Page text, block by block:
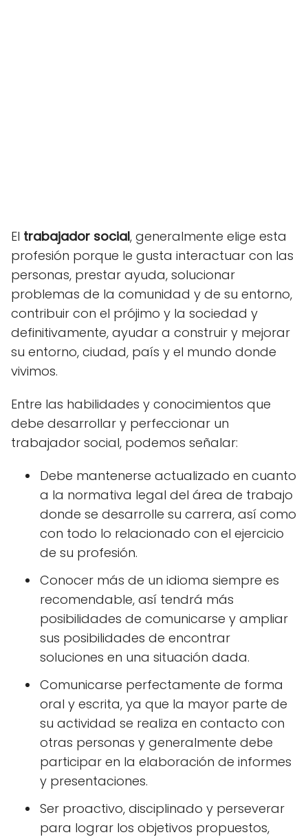
El trabajador social, generalmente elige esta
profesión porque le gusta interactuar con las
personas, prestar ayuda, solucionar
problemas de la comunidad y de su entorno,
contribuir con el prójimo y la sociedad y
definitivamente, ayudar a construir y mejorar
su entorno, ciudad, país y el mundo donde
vivimos.
Entre las habilidades y conocimientos que
debe desarrollar y perfeccionar un
trabajador social, podemos señalar:
Debe mantenerse actualizado en cuanto
a la normativa legal del área de trabajo
donde se desarrolle su carrera, así como
con todo lo relacionado con el ejercicio
de su profesión.
Conocer más de un idioma siempre es
recomendable, así tendrá más
posibilidades de comunicarse y ampliar
sus posibilidades de encontrar
soluciones en una situación dada.
Comunicarse perfectamente de forma
oral y escrita, ya que la mayor parte de
su actividad se realiza en contacto con
otras personas y generalmente debe
participar en la elaboración de informes
y presentaciones.
Ser proactivo, disciplinado y perseverar
para lograr los objetivos propuestos,